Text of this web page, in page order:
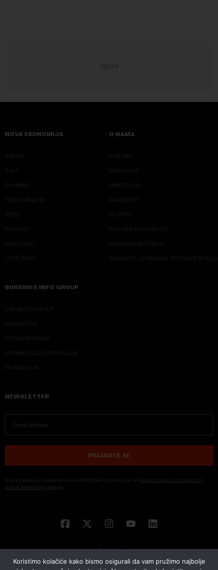
NOVA EKONOMIJA
SRBIJA
SVET
KOLUMNE
PRIČE I ANALIZE
VIDEO
PODCAST
ODRŽIVOST
LEPŠI ŽIVOT
O NAMA
KONTAKT
MARKETING
IMPRESSUM
NJUZLETER
KLIJENTI
POLITIKA PRIVATNOSTI
PRAVILA KORIŠĆENJA
SMERNICE ZA PRIMENU VEŠTAČKE
BUSSINES INFO GROUP
ONLINE EDUKACIJE
IZDAVAŠTVO
MEDIJSKE OBUKE
ORGANIZACIJA DOGADJAJA
EKONOM I JA
NEWSLETTER
PRIJAVITE SE
Ova stranica je zaštićena sa reCAPTCHA i primenjuju se Google Politika privatnosti i
Uslovi korišćenja usluge
Koristimo kolačiće kako bismo osigurali da vam pružimo najbolje